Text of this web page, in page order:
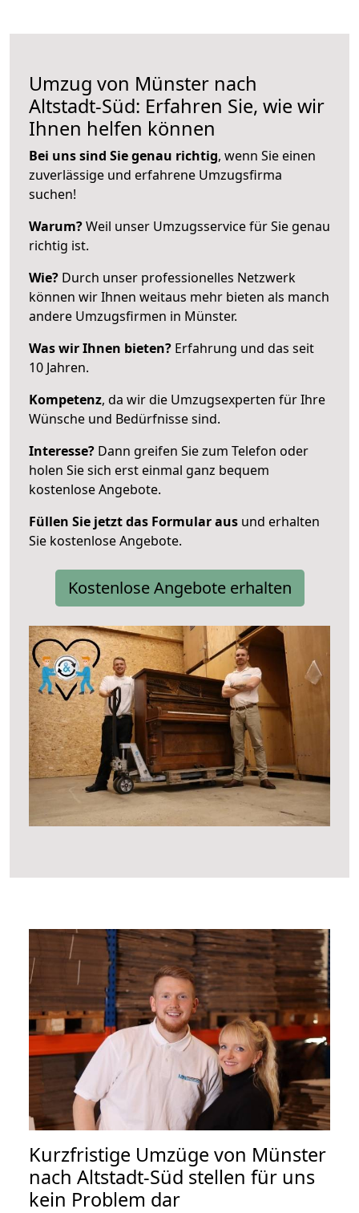
Umzug von Münster nach
Altstadt-Süd: Erfahren Sie, wie wir
Ihnen helfen können
Bei uns sind Sie genau richtig, wenn Sie einen
zuverlässige und erfahrene Umzugsfirma
suchen!
Warum?Weil unser Umzugsservice für Sie genau
richtig ist.
Wie? Durch unser professionelles Netzwerk
können wir Ihnen weitaus mehr bieten als manch
andere Umzugsfirmen in Münster.
Was wir Ihnen bieten? Erfahrung und das seit
10 Jahren.
Kompetenz, da wir die Umzugsexperten für Ihre
Wünsche und Bedürfnisse sind.
Interesse? Dann greifen Sie zum Telefon oder
holen Sie sich erst einmal ganz bequem
kostenlose Angebote.
Füllen Sie jetzt das Formular aus und erhalten
Sie kostenlose Angebote.
Kostenlose Angebote erhalten
Kurzfristige Umzüge von Münster
nach Altstadt-Süd stellen für uns
kein Problem dar